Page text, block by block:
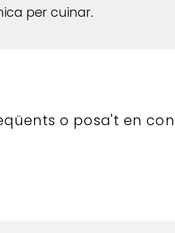
per cuinar.
o posa't en